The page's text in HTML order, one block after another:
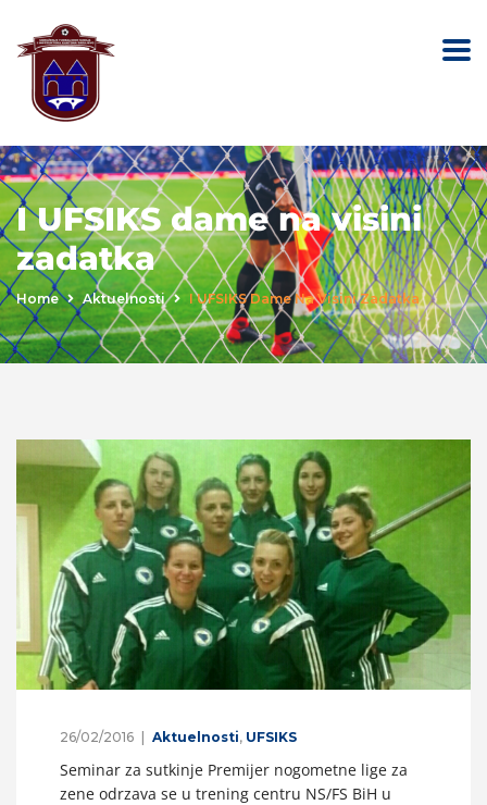
I UFSIKS dame na visini
zadatka
Home Aktuelnosti I UFSIKS Dame Na Visini Zadatka
26/02/2016 Aktuelnosti, UFSIKS
Seminar za sutkinje Premijer nogometne lige za
zene odrzava se u trening centru NS/FS BiH u